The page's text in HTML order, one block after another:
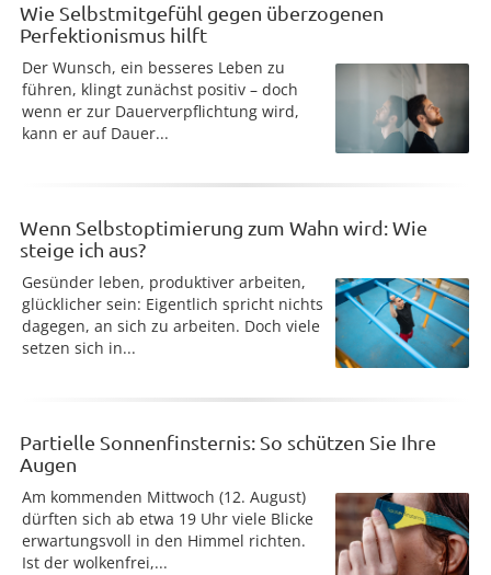
Wie Selbstmitgefühl gegen überzogenen
Perfektionismus hilft
Der Wunsch, ein besseres Leben zu
führen, klingt zunächst positiv – doch
wenn er zur Dauerverpflichtung wird,
kann er auf Dauer...
Wenn Selbstoptimierung zum Wahn wird: Wie
steige ich aus?
Gesünder leben, produktiver arbeiten,
glücklicher sein: Eigentlich spricht nichts
dagegen, an sich zu arbeiten. Doch viele
setzen sich in...
Partielle Sonnenfinsternis: So schützen Sie Ihre
Augen
Am kommenden Mittwoch (12. August)
dürften sich ab etwa 19 Uhr viele Blicke
erwartungsvoll in den Himmel richten.
Ist der wolkenfrei,...